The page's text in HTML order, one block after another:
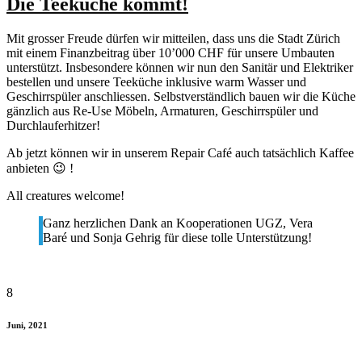
Mit grosser Freude dürfen wir mitteilen, dass uns die Stadt Zürich
mit einem Finanzbeitrag über 10’000 CHF für unsere Umbauten
unterstützt. Insbesondere können wir nun den Sanitär und Elektriker
bestellen und unsere Teeküche inklusive warm Wasser und
Geschirrspüler anschliessen. Selbstverständlich bauen wir die Küche
gänzlich aus Re-Use Möbeln, Armaturen, Geschirrspüler und
Durchlauferhitzer!
Ab jetzt können wir in unserem Repair Café auch tatsächlich Kaffee
anbieten 😉 !
All creatures welcome!
Ganz herzlichen Dank an Kooperationen UGZ, Vera
Baré und Sonja Gehrig für diese tolle Unterstützung!
8
Juni, 2021